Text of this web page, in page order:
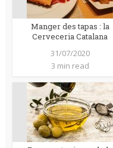
Manger des tapas : la
Cerveceria Catalana
31/07/2020
3 min read